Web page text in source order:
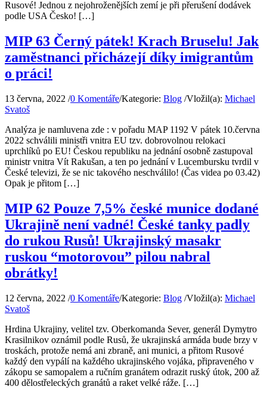
Rusové! Jednou z nejohroženějších zemí je při přerušení dodávek
podle USA Česko! […]
MIP 63 Černý pátek! Krach Bruselu! Jak
zaměstnanci přicházejí díky imigrantům
o práci!
13 června, 2022 /0 Komentáře/Kategorie: Blog /Vložil(a): Michael
Svatoš
Analýza je namluvena zde : v pořadu MAP 1192 V pátek 10.června
2022 schválili ministři vnitra EU tzv. dobrovolnou relokaci
uprchlíků po EU! Českou republiku na jednání osobně zastupoval
ministr vnitra Vít Rakušan, a ten po jednání v Lucembursku tvrdil v
České televizi, že se nic takového neschválilo! (Čas videa po 03.42)
Opak je přitom […]
MIP 62 Pouze 7,5% české munice dodané
Ukrajině není vadné! České tanky padly
do rukou Rusů! Ukrajinský masakr
ruskou “motorovou” pilou nabral
obrátky!
12 června, 2022 /0 Komentáře/Kategorie: Blog /Vložil(a): Michael
Svatoš
Hrdina Ukrajiny, velitel tzv. Oberkomanda Sever, generál Dymytro
Krasilnikov oznámil podle Rusů, že ukrajinská armáda bude brzy v
troskách, protože nemá ani zbraně, ani munici, a přitom Rusové
každý den vypálí na každého ukrajinského vojáka, připraveného v
zákopu se samopalem a ručním granátem odrazit ruský útok, 200 až
400 dělostřeleckých granátů a raket velké ráže. […]